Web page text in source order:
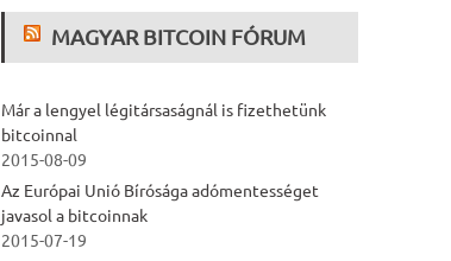
MAGYAR BITCOIN FÓRUM
Már a lengyel légitársaságnál is fizethetünk
bitcoinnal
2015-08-09
Az Európai Unió Bírósága adómentességet
javasol a bitcoinnak
2015-07-19